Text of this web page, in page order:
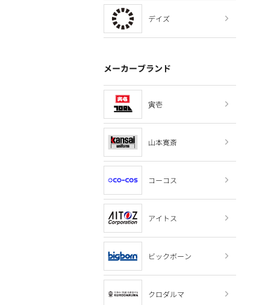
デイズ
メーカーブランド
寅壱
山本寛斎
コーコス
アイトス
ビックボーン
クロダルマ